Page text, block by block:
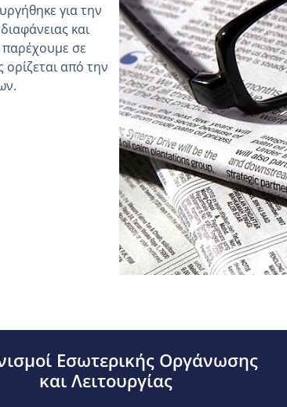
για την
και
παρέχουμε σε
από την
Εσωτερικής Οργάνωσης
και Λειτουργίας